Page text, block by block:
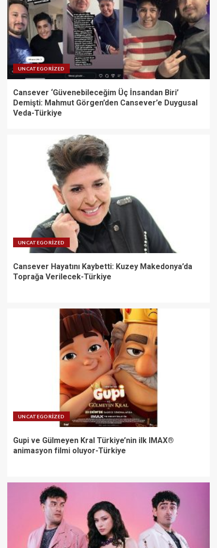
UNCATEGORIZED
Cansever ‘Güvenebileceğim Üç İnsandan Biri’
Demişti: Mahmut Görgen’den Cansever’e Duygusal
Veda-Türkiye
UNCATEGORIZED
Cansever Hayatını Kaybetti: Kuzey Makedonya’da
Toprağa Verilecek-Türkiye
UNCATEGORIZED
Gupi ve Gülmeyen Kral Türkiye’nin ilk IMAX®
animasyon filmi oluyor-Türkiye